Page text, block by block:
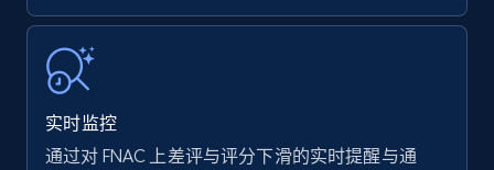
upc numbers
Title, Seller name, Brand, Description, Initial
price, Currency, Availability, Reviews count, and
more.
35.3K+ 5.7K+ 立即开始
实时监控
通过对 FNAC 上差评与评分下滑的实时提醒与通